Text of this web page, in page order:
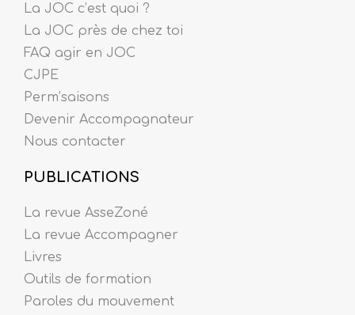
La JOC c’est quoi ?
La JOC près de chez toi
FAQ agir en JOC
CJPE
Perm’saisons
Devenir Accompagnateur
Nous contacter
PUBLICATIONS
La revue AsseZoné
La revue Accompagner
Livres
Outils de formation
Paroles du mouvement